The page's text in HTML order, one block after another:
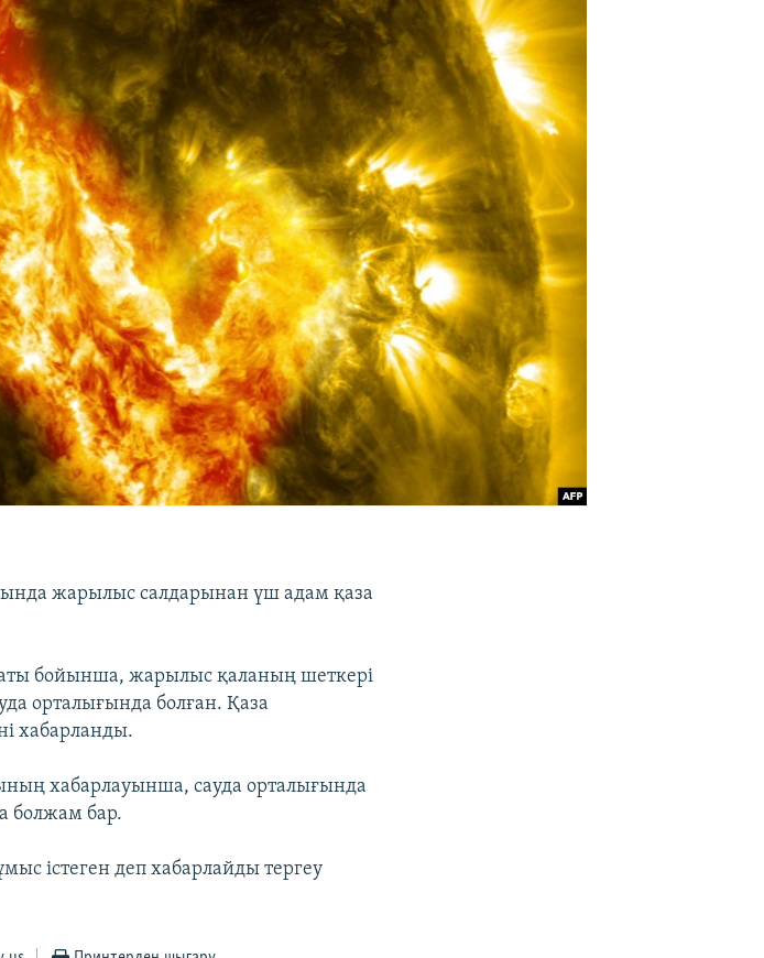
жарылыс салдарынан үш адам қаза
бойынша, жарылыс қаланың шеткері
орталығында болған. Қаза
хабарланды.
хабарлауынша, сауда орталығында
болжам бар.
істеген деп хабарлайды тергеу